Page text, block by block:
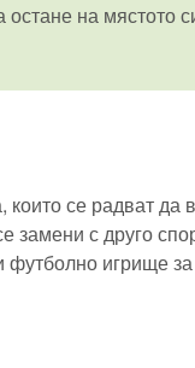
на мястото
се радват да
замени с друго
игрище за